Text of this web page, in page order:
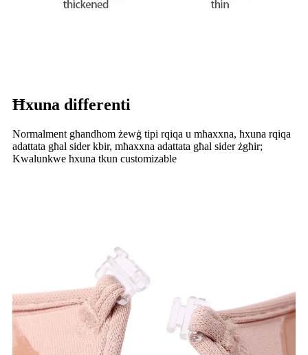
Ħxuna differenti
Normalment għandhom żewġ tipi rqiqa u mħaxxna, ħxuna rqiqa
adattata għal sider kbir, mħaxxna adattata għal sider żgħir;
Kwalunkwe ħxuna tkun customizable